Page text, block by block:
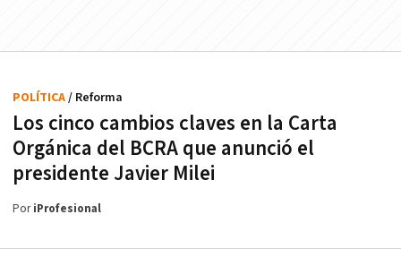
Los cinco cambios claves en la Carta
Orgánica del BCRA que anunció el
presidente Javier Milei
POLÍTICA/ Reforma
PoriProfesional